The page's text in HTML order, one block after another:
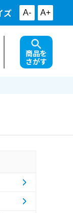
ズ A- A+
商品を
さがす